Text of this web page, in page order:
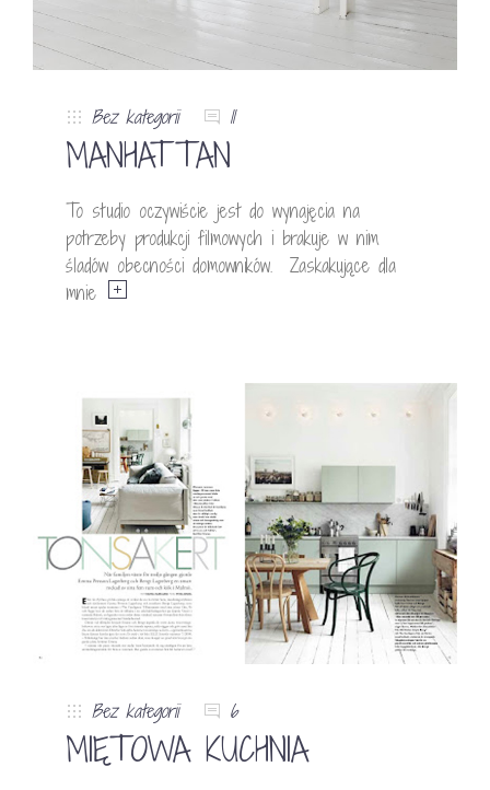
Bez kategorii 11
MANHATTAN
To studio oczywiście jest do wynajęcia na
potrzeby produkcji filmowych i brakuje w nim
śladów obecności domowników. Zaskakujące dla
mnie
Bez kategorii 6
MIĘTOWA KUCHNIA